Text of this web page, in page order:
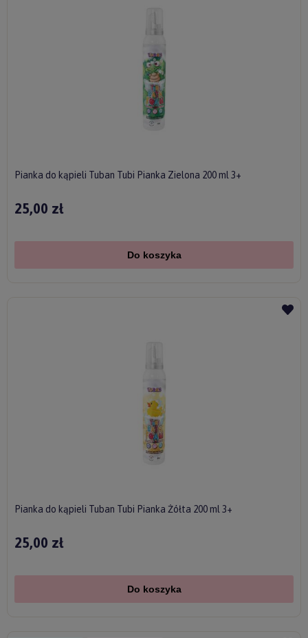
Pianka do kąpieli Tuban Tubi Pianka Zielona 200 ml 3+
25,00 zł
Do koszyka
Pianka do kąpieli Tuban Tubi Pianka Żółta 200 ml 3+
25,00 zł
Do koszyka